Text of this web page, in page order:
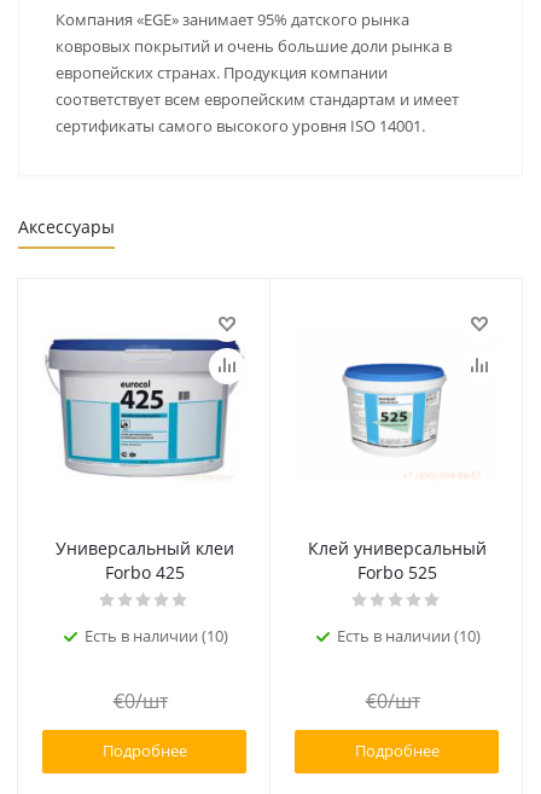
Компания «EGE» занимает 95% датского рынка
ковровых покрытий и очень большие доли рынка в
европейских странах. Продукция компании
соответствует всем европейским стандартам и имеет
сертификаты самого высокого уровня ISO 14001.
Аксессуары
Универсальный клеи
Forbo 425
Есть в наличии (10)
€0/шт
Подробнее
Клей универсальный
Forbo 525
Есть в наличии (10)
€0/шт
Подробнее